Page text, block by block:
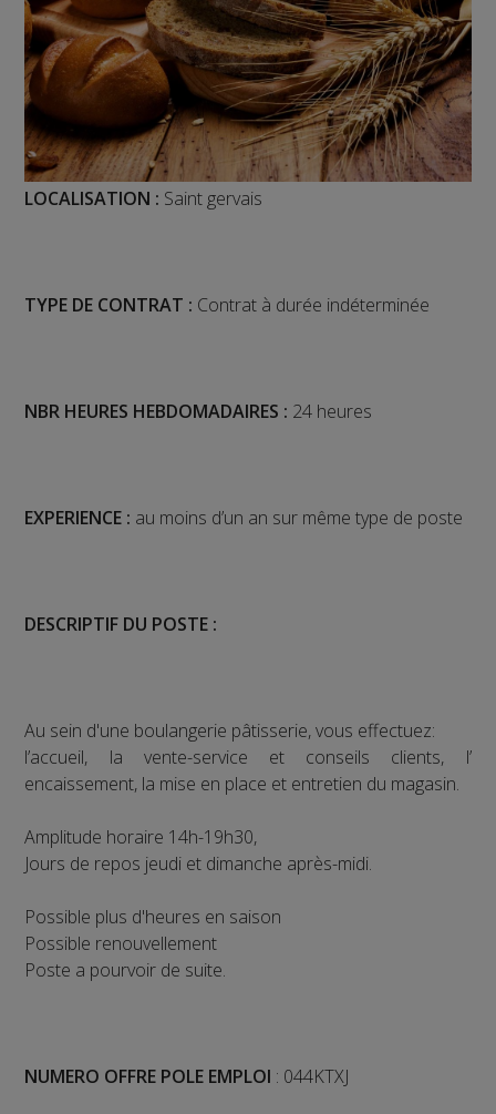
LOCALISATION : Saint gervais
TYPE DE CONTRAT : Contrat à durée indéterminée
NBR HEURES HEBDOMADAIRES : 24 heures
EXPERIENCE : au moins d’un an sur même type de poste
DESCRIPTIF DU POSTE :
Au sein d'une boulangerie pâtisserie, vous effectuez:
l’accueil, la vente-service et conseils clients, l’
encaissement, la mise en place et entretien du magasin.
Amplitude horaire 14h-19h30,
Jours de repos jeudi et dimanche après-midi.
Possible plus d'heures en saison
Possible renouvellement
Poste a pourvoir de suite.
NUMERO OFFRE POLE EMPLOI : 044KTXJ